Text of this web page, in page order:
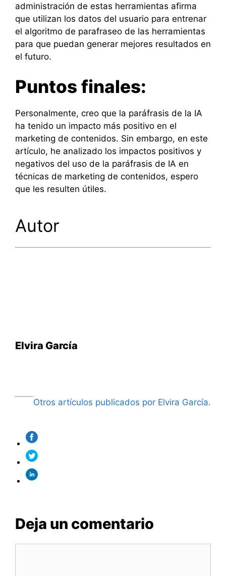
administración de estas herramientas afirma
que utilizan los datos del usuario para entrenar
el algoritmo de parafraseo de las herramientas
para que puedan generar mejores resultados en
el futuro.
Puntos finales:
Personalmente, creo que la paráfrasis de la IA
ha tenido un impacto más positivo en el
marketing de contenidos. Sin embargo, en este
artículo, he analizado los impactos positivos y
negativos del uso de la paráfrasis de IA en
técnicas de marketing de contenidos, espero
que les resulten útiles.
Autor
Elvira García
Otros artículos publicados por Elvira García.
Deja un comentario